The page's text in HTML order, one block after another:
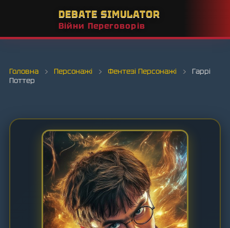
DEBATE SIMULATOR
Війни Переговорів
Головна › Персонажі › Фентезі Персонажі ›
Гаррі
Поттер